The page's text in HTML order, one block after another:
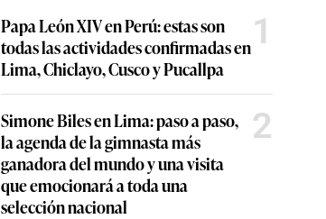
Papa León XIV en Perú: estas son
todas las actividades confirmadas en
Lima, Chiclayo, Cusco y Pucallpa
1
Simone Biles en Lima: paso a paso,
la agenda de la gimnasta más
ganadora del mundo y una visita
que emocionará a toda una
selección nacional
2